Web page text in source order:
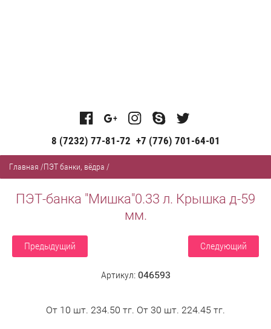
8 (7232) 77-81-72 +7 (776) 701-64-01
Главная /ПЭТ банки, вёдра /
ПЭТ-банка "Мишка"0.33 л. Крышка д-59
мм.
Предыдущий Следующий
Артикул:046593
От 10 шт. 234.50 тг. От 30 шт. 224.45 тг.